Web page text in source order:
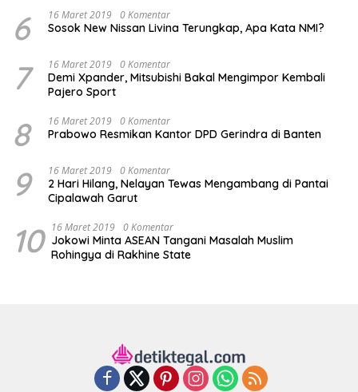
6 16 Maret 2019 0 Komentar
Sosok New Nissan Livina Terungkap, Apa Kata NMI?
7 16 Maret 2019 0 Komentar
Demi Xpander, Mitsubishi Bakal Mengimpor Kembali
Pajero Sport
8 16 Maret 2019 0 Komentar
Prabowo Resmikan Kantor DPD Gerindra di Banten
9 16 Maret 2019 0 Komentar
2 Hari Hilang, Nelayan Tewas Mengambang di Pantai
Cipalawah Garut
10 16 Maret 2019 0 Komentar
Jokowi Minta ASEAN Tangani Masalah Muslim
Rohingya di Rakhine State